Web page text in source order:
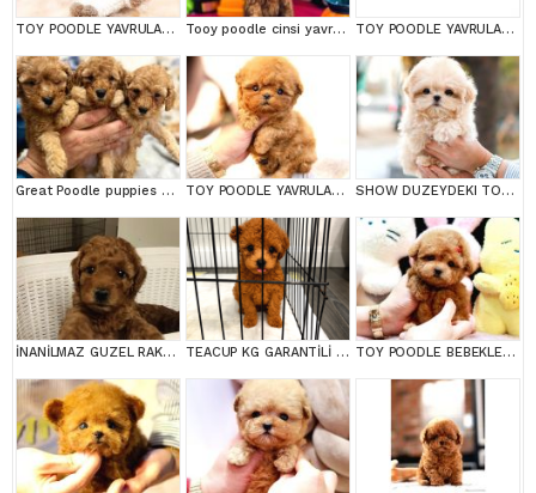
TOY POODLE YAVRULARIM Tooy poodle cinsi yavrular DİŞİ erkek mevcuttur TOY POODLE YAVRULARIM
Great Poodle puppies are waiting for you! TOY POODLE YAVRULARIM SHOW DUZEYDEKI TOY POODLE BEBEKLERIM
İNANİLMAZ GUZEL RAKAMLARA GERÇEK TOY YAVRULAR TEACUP KG GARANTİLİ YAVRULAR TOY POODLE BEBEKLERİM